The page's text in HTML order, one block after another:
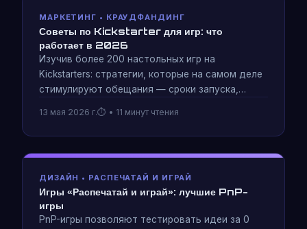
МАРКЕТИНГ • КРАУДФАНДИНГ
Советы по Kickstarter для игр: что
работает в 2026
Изучив более 200 настольных игр на
Kickstarters: стратегии, которые на самом деле
стимулируют обещания — сроки запуска,
расширенных целей и то, в чем ошибались
почти все провальные кампании.
13 мая 2026 г. • 11 минут чтения
ДИЗАЙН • РАСПЕЧАТАЙ И ИГРАЙ
Игры «Распечатай и играй»: лучшие PnP-
игры
PnP-игры позволяют тестировать идеи за 0